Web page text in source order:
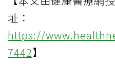
址：
https://
7442】